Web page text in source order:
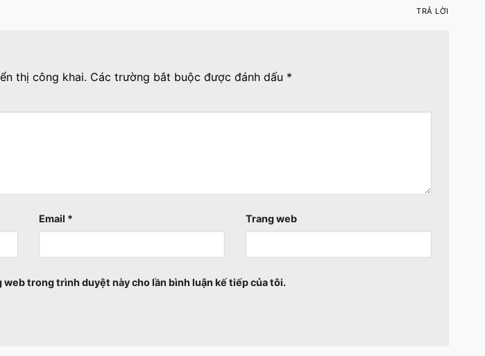
TRẢ LỜI
thị công khai. Các trường bắt buộc được đánh dấu *
Email * Trang web
web trong trình duyệt này cho lần bình luận kế tiếp của tôi.